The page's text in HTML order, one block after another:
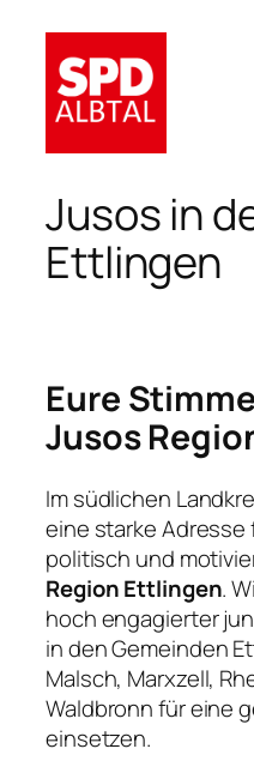
Inhalt
springen
Jusos in
Ettlingen
Eure
Jusos
Im südlichen
eine starke Adresse
politisch und
Region Ettlingen.
hoch engagierter
in den Gemeinden
Malsch, Marxzell,
Waldbronn für eine
einsetzen.